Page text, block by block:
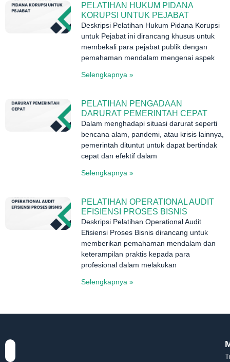
PELATIHAN HUKUM PIDANA
KORUPSI UNTUK PEJABAT
Deskripsi Pelatihan Hukum Pidana Korupsi
untuk Pejabat ini dirancang khusus untuk
membekali para pejabat publik dengan
pemahaman mendalam mengenai aspek
Selengkapnya »
PELATIHAN PENGADAAN
DARURAT PEMERINTAH CEPAT
Dalam menghadapi situasi darurat seperti
bencana alam, pandemi, atau krisis lainnya,
pemerintah dituntut untuk dapat bertindak
cepat dan efektif dalam
Selengkapnya »
PELATIHAN OPERATIONAL AUDIT
EFISIENSI PROSES BISNIS
Deskripsi Pelatihan Operational Audit
Efisiensi Proses Bisnis dirancang untuk
memberikan pemahaman mendalam dan
keterampilan praktis kepada para
profesional dalam melakukan
Selengkapnya »